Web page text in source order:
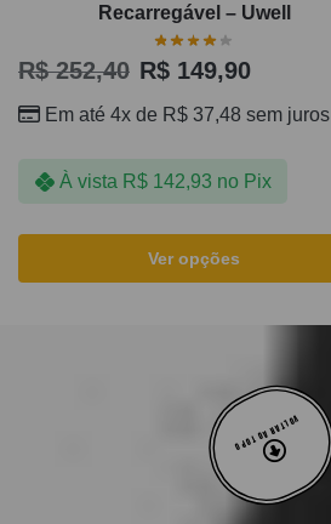
Recarregável – Uwell
R$252,40 R$ 149,90
Em até 4x de R$ 37,48 sem juros
À vista R$142,93 no Pix
Ver opções
VOLTAR AO TOPO